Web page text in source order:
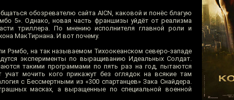
обозревателю сайта AICN, каковой и понёс благую
5». Однако, новая часть франшизы уйдёт от реализма
триллера. По мнению исполнителя главной роли и
МакТирнана. И вот почему.
Рэмбо, на так называемом Тихоокеанском северо-западе
эксперименты по выращиванию Идеальных Солдат.
такими программами по пять раз на год, пытаются
мочить кого прикажут без оглядок на всякие там
с Бессмертными из «300 спартанцев» Зака Снайдера.
масках, а выращенные по специальной военной